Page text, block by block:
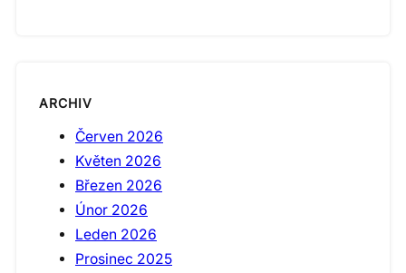
ARCHIV
Červen 2026
Květen 2026
Březen 2026
Únor 2026
Leden 2026
Prosinec 2025